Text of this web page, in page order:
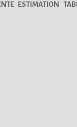
ESTIMATION